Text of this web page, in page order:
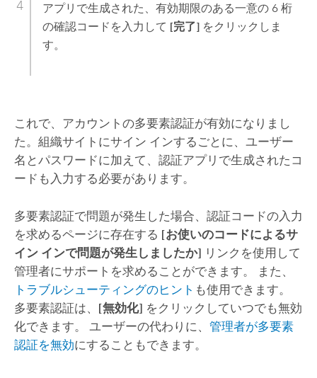
アプリで生成された、有効期限のある一意の 6 桁
の確認コードを入力して [完了]をクリックしま
す。
これで、アカウントの多要素認証が有効になりまし
た。組織サイトにサイン インするごとに、ユーザー
名とパスワードに加えて、認証アプリで生成されたコ
ードも入力する必要があります。
多要素認証で問題が発生した場合、認証コードの入力
を求めるページに存在する [お使いのコードによるサ
イン インで問題が発生しましたか] リンクを使用して
管理者にサポートを求めることができます。 また、
トラブルシューティングのヒント も使用できます。
多要素認証は、 [無効化] をクリックしていつでも無効
化できます。 ユーザーの代わりに、 管理者が多要素
認証を無効にすることもできます。